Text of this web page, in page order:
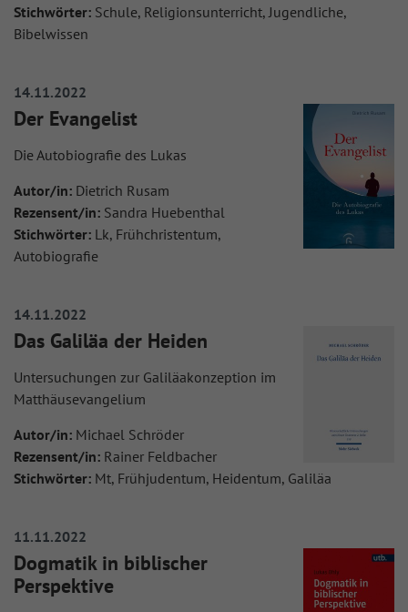
Stichwörter: Schule, Religionsunterricht, Jugendliche,
Bibelwissen
14.11.2022
Der Evangelist
Die Autobiografie des Lukas
Autor/in: Dietrich Rusam
Rezensent/in: Sandra Huebenthal
Stichwörter: Lk, Frühchristentum,
Autobiografie
14.11.2022
Das Galiläa der Heiden
Untersuchungen zur Galiläakonzeption im
Matthäusevangelium
Autor/in: Michael Schröder
Rezensent/in: Rainer Feldbacher
Stichwörter: Mt, Frühjudentum, Heidentum, Galiläa
11.11.2022
Dogmatik in biblischer
Perspektive